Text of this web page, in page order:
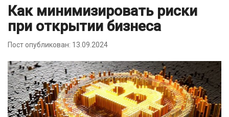
как защитить свой бизнес?
Как минимизировать риски
при открытии бизнеса
Пост опубликован: 13.09.2024